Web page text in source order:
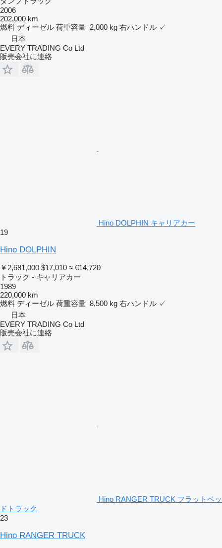
2006
202,000 km
燃料 ディーゼル 荷重容量 2,000 kg 右ハンドル ✓
日本
EVERY TRADING Co Ltd
販売会社に連絡
Hino DOLPHIN キャリアカー
19
Hino DOLPHIN
￥2,681,000 $17,010 ≈ €14,720
トラック - キャリアカー
1989
220,000 km
燃料 ディーゼル 荷重容量 8,500 kg 右ハンドル ✓
日本
EVERY TRADING Co Ltd
販売会社に連絡
Hino RANGER TRUCK フラットベッ
ドトラック
23
Hino RANGER TRUCK